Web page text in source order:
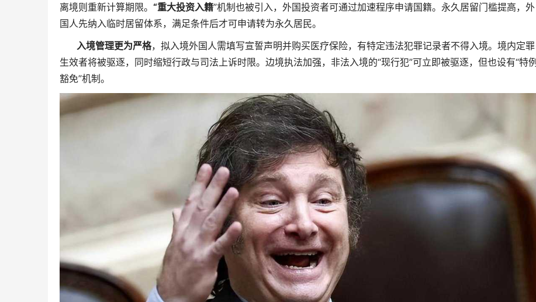
离境则重新计算期限。 “重大投资入籍”机制也被引入，外国投资者可通过加速程序申请国籍。永久居留门槛提高，外
国人先纳入临时居留体系，满足条件后才可申请转为永久居民。
入境管理更为严格，拟入境外国人需填写宣誓声明并购买医疗保险，有特定违法犯罪记录者不得入境。境内定罪
生效者将被驱逐，同时缩短行政与司法上诉时限。边境执法加强，非法入境的“现行犯”可立即被驱逐，但也设有“特例
豁免”机制。